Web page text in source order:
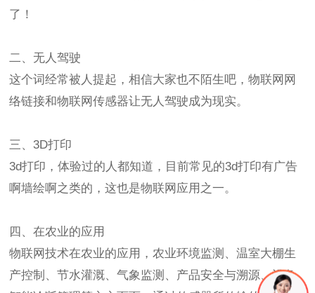
了！
二、无人驾驶
这个词经常被人提起，相信大家也不陌生吧，物联网网
络链接和物联网传感器让无人驾驶成为现实。
三、3D打印
3d打印，体验过的人都知道，目前常见的3d打印有广告
啊墙绘啊之类的，这也是物联网应用之一。
四、在农业的应用
物联网技术在农业的应用，农业环境监测、温室大棚生
产控制、节水灌溉、气象监测、产品安全与溯源、设备